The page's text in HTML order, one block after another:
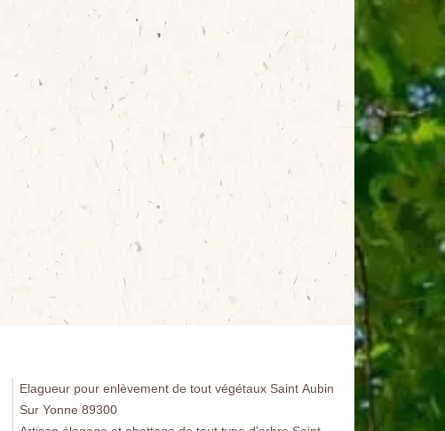
Elagueur pour enlèvement de tout végétaux Saint Aubin
Sur Yonne 89300